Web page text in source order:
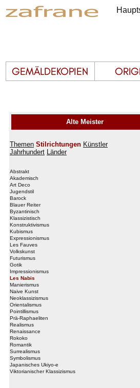
Alte Meister
Themen Stilrichtungen Künstler
Jahrhundert Länder
Abstrakt
Akademisch
Art Deco
Jugendstil
Barock
Blauer Reiter
Byzantinisch
Klassizistisch
Konstruktivismus
Kubismus
Expressionismus
Les Fauves
Volkskunst
Futurismus
Gotik
Impressionismus
Les Nabis
Manierismus
Naive Kunst
Neoklassizismus
Orientalismus
Pointillismus
Prä-Raphaeliten
Realismus
Renaissance
Rokoko
Romantik
Surrealismus
Symbolismus
Japanisches Ukiyo-e
Viktorianischer Klassizismus